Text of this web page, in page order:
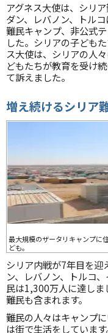
アグネス大使は、シリ
ダン、レバノン、トル
難民キャンプ、非公式
した。シリアの子ども
ス大使は、シリアの人
どもたちが教育を受け
て訴えました。
増え続けるシリア
最大規模のザータリキャンプに
ども。
シリア内戦が7年目を迎
ン、レバノン、トルコ
民は1,300万人に達し
難民も含まれます。
難民の人々はキャンプ
は街で生活をしていま